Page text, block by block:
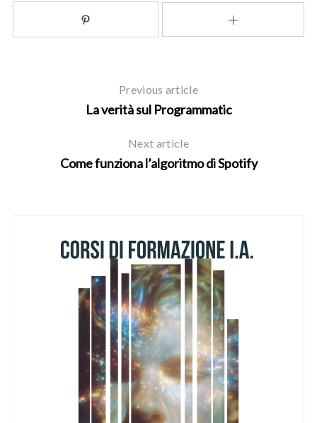
Previous article
La verità sul Programmatic
Next article
Come funziona l’algoritmo di Spotify